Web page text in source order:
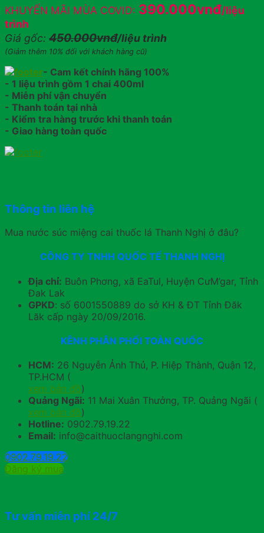
KHUYẾN MÃI MÙA COVID: 390.000vnđ/liệu
trình
Giá gốc: 450.000vnđ/liệu trình
(Giảm thêm 10% đối với khách hàng cũ)
- Cam kết chính hãng 100%
- 1 liệu trình gồm 1 chai 400ml
- Miễn phí vận chuyển
- Thanh toán tại nhà
- Kiểm tra hàng trước khi thanh toán
- Giao hàng toàn quốc
Thông tin liên hệ
Mua nước súc miệng cai thuốc lá Thanh Nghị ở đâu?
CÔNG TY TNHH QUỐC TẾ THANH NGHỊ
Địa chỉ: Buôn Phơng, xã EaTul, Huyện CưM’gar, Tỉnh
Đak Lak
GPKD: số 6001550889 do sở KH & ĐT Tỉnh Đăk
Lăk cấp ngày 20/09/2016.
KÊNH PHÂN PHỐI TOÀN QUỐC
HCM: 26 Nguyễn Ảnh Thủ, P. Hiệp Thành, Quận 12,
TP.HCM (
xem bản đồ)
Quảng Ngãi: 11 Mai Xuân Thưởng, TP. Quảng Ngãi (
xem bản đồ)
Hotline: 0902.79.19.22
Email: info@caithuoclangnghi.com
0902.79.19.22
Đăng ký mua
Tư vấn miễn phí 24/7